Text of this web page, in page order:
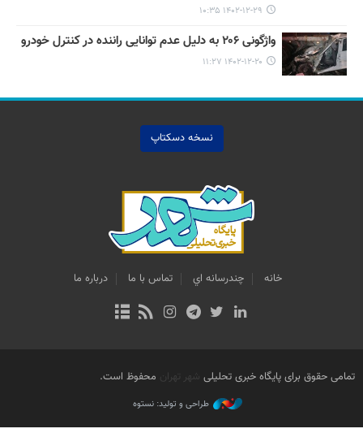
۱۴۰۲-۱۲-۲۹ ۱۰:۳۵
واژگونی ۲۰۶ به دلیل عدم توانایی راننده در کنترل خودرو
۱۴۰۲-۱۲-۲۰ ۱۱:۲۷
نسخه دسکتاپ
خانه چندرسانه اي تماس با ما درباره ما
تمامی حقوق برای پایگاه خبری تحلیلی شهر تهران محفوظ است.
طراحی و تولید: نستوه